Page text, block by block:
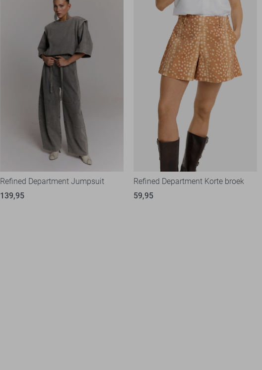
Refined Department Jumpsuit
139,95
Refined Department Korte broek
59,95